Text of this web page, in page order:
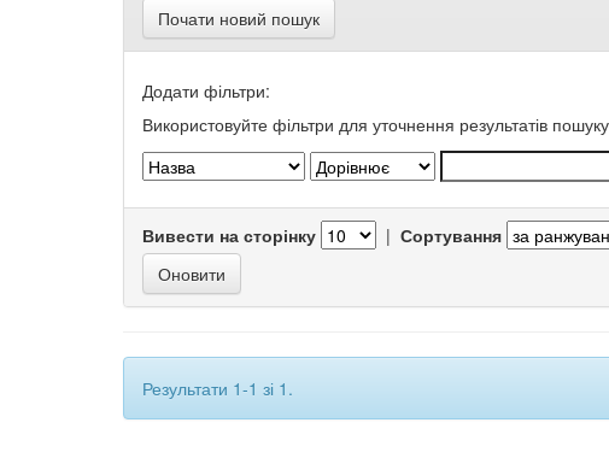
Почати новий пошук
Додати фільтри:
Використовуйте фільтри для уточнення результатів
Вивести на сторінку | Сортування
Результати 1-1 зі 1.